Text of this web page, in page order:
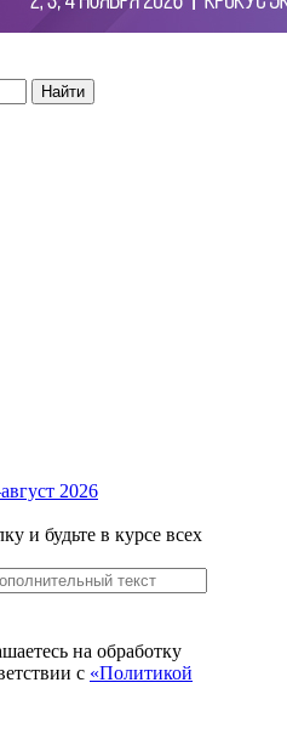
Найти
2026
и будьте в курсе всех
на обработку
с «Политикой